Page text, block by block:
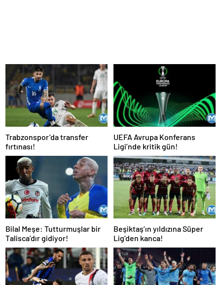
Trabzonspor’da transfer
fırtınası!
UEFA Avrupa Konferans
Ligi’nde kritik gün!
Bilal Meşe: Tutturmuşlar bir
Talisca’dır gidiyor!
Beşiktaş’ın yıldızına Süper
Lig’den kanca!